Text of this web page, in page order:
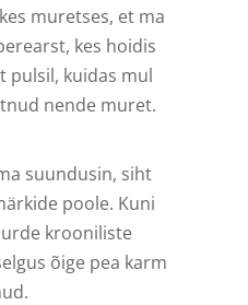
muretses, et ma
kes hoidis
pulsil, kuidas mul
nende muret.
suundusin, siht
poole. Kuni
krooniliste
õige pea karm